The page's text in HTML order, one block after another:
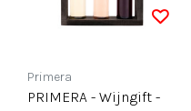
Primera
PRIMERA - Wijngift -